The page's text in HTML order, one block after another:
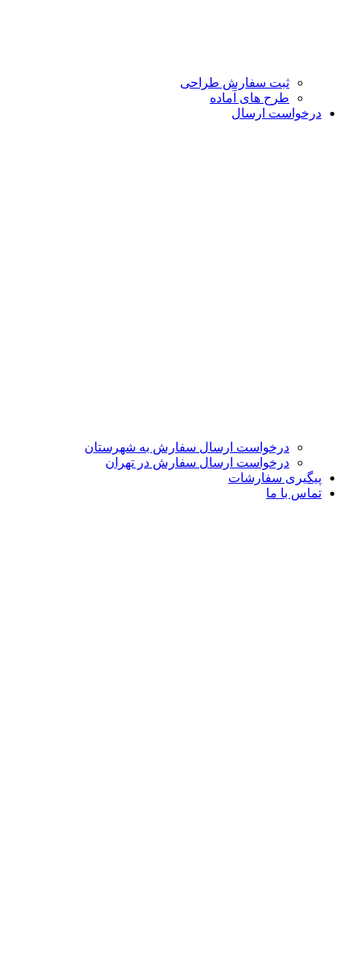
ثبت سفارش طراحی
طرح های آماده
درخواست ارسال
درخواست ارسال سفارش به شهرستان
درخواست ارسال سفارش در تهران
پیگیری سفارشات
تماس با ما